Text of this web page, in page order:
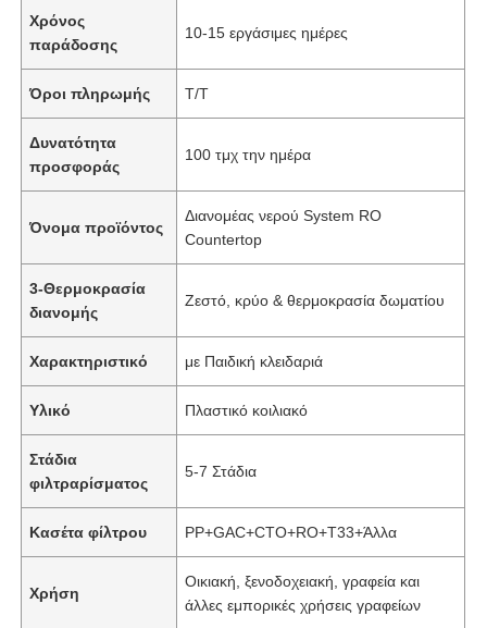
Χρόνος
παράδοσης
10-15 εργάσιμες ημέρες
Όροι πληρωμής T/T
Δυνατότητα
προσφοράς
100 τμχ την ημέρα
Όνομα προϊόντος
Διανομέας νερού System RO
Countertop
3-Θερμοκρασία
διανομής
Ζεστό, κρύο & θερμοκρασία δωματίου
Χαρακτηριστικό με Παιδική κλειδαριά
Υλικό Πλαστικό κοιλιακό
Στάδια
φιλτραρίσματος
5-7 Στάδια
Κασέτα φίλτρου PP+GAC+CTO+RO+T33+Άλλα
Χρήση
Οικιακή, ξενοδοχειακή, γραφεία και
άλλες εμπορικές χρήσεις γραφείων